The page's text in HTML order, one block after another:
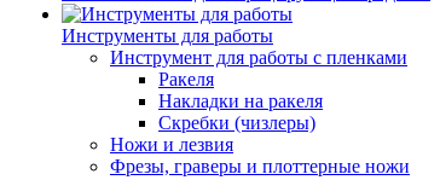
Инструменты для работы
Инструмент для работы с пленками
Ракеля
Накладки на ракеля
Скребки (чизлеры)
Ножи и лезвия
Фрезы, граверы и плоттерные ножи